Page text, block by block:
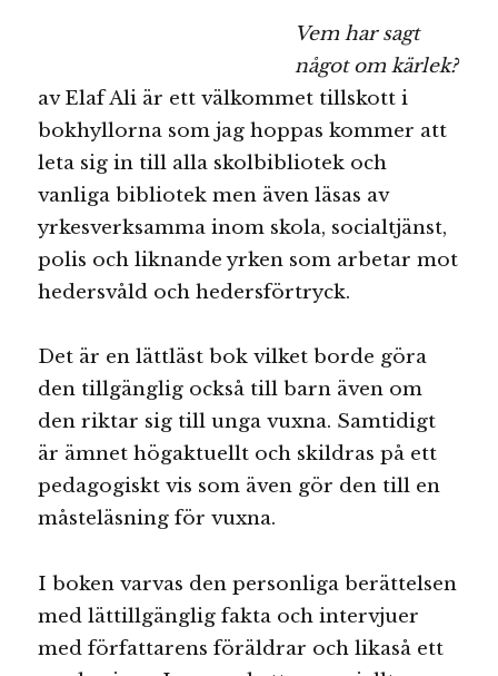
Vem har sagt
något om kärlek?
av Elaf Ali är ett välkommet tillskott i
bokhyllorna som jag hoppas kommer att
leta sig in till alla skolbibliotek och
vanliga bibliotek men även läsas av
yrkesverksamma inom skola, socialtjänst,
polis och liknande yrken som arbetar mot
hedersvåld och hedersförtryck.
Det är en lättläst bok vilket borde göra
den tillgänglig också till barn även om
den riktar sig till unga vuxna. Samtidigt
är ämnet högaktuellt och skildras på ett
pedagogiskt vis som även gör den till en
måsteläsning för vuxna.
I boken varvas den personliga berättelsen
med lättillgänglig fakta och intervjuer
med författarens föräldrar och likaså ett